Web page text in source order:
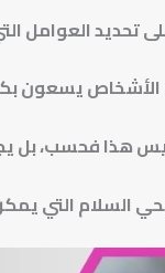
العوامل
الأشخاص يسعون
هذا فحسب، بل
السلام التي